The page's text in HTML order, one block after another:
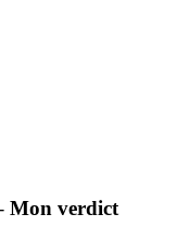
Mon verdict